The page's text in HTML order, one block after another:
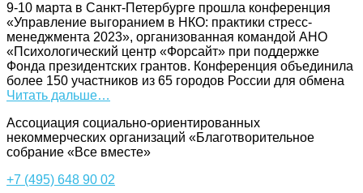
9-10 марта в Санкт-Петербурге прошла конференция
«Управление выгоранием в НКО: практики стресс-
менеджмента 2023», организованная командой АНО
«Психологический центр «Форсайт» при поддержке
Фонда президентских грантов. Конференция объединила
более 150 участников из 65 городов России для обмена
Читать дальше…
Ассоциация cоциально-ориентированных
некоммерческих организаций «Благотворительное
собрание «Все вместе»
+7 (495) 648 90 02